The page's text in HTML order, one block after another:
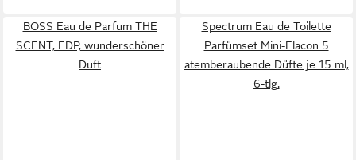
BOSS Eau de Parfum THE
SCENT, EDP, wunderschöner
Duft
Spectrum Eau de Toilette
Parfümset Mini-Flacon 5
atemberaubende Düfte je 15 ml,
6-tlg.